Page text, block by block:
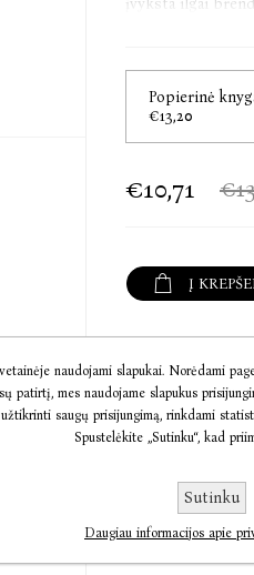
įvyksta ilgai
Rasa
„Monetą &
Rita Miliūtė,
Audrius Ožalas,
Mantas
disertaciją
Popierinė
€13,20
€10,71
Į
Komentarai
Apie autorių
naudojami slapukai. Norėdami
patirtį, mes naudojame slapukus
užtikrinti saugų prisijungimą, rinkdami
Spustelėkite „Sutinku“, kad
Sutinku
Daugiau informacijos apie